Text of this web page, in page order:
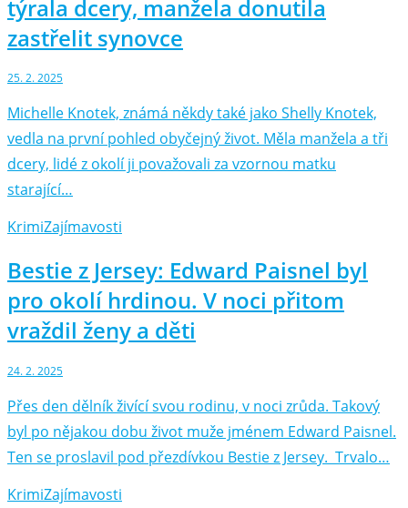
týrala dcery, manžela donutila
zastřelit synovce
25. 2. 2025
Michelle Knotek, známá někdy také jako Shelly Knotek,
vedla na první pohled obyčejný život. Měla manžela a tři
dcery, lidé z okolí ji považovali za vzornou matku
starající…
KrimiZajímavosti
Bestie z Jersey: Edward Paisnel byl
pro okolí hrdinou. V noci přitom
vraždil ženy a děti
24. 2. 2025
Přes den dělník živící svou rodinu, v noci zrůda. Takový
byl po nějakou dobu život muže jménem Edward Paisnel.
Ten se proslavil pod přezdívkou Bestie z Jersey. Trvalo…
KrimiZajímavosti